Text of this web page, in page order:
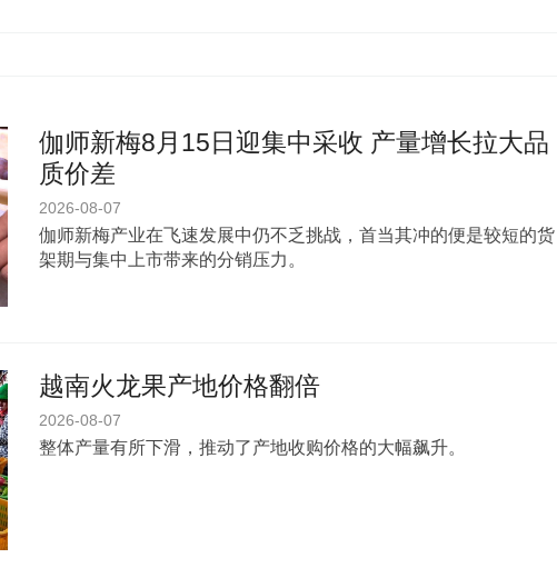
伽师新梅8月15日迎集中采收 产量增长拉大品
质价差
2026-08-07
伽师新梅产业在飞速发展中仍不乏挑战，首当其冲的便是较短的货
架期与集中上市带来的分销压力。
越南火龙果产地价格翻倍
2026-08-07
整体产量有所下滑，推动了产地收购价格的大幅飙升。